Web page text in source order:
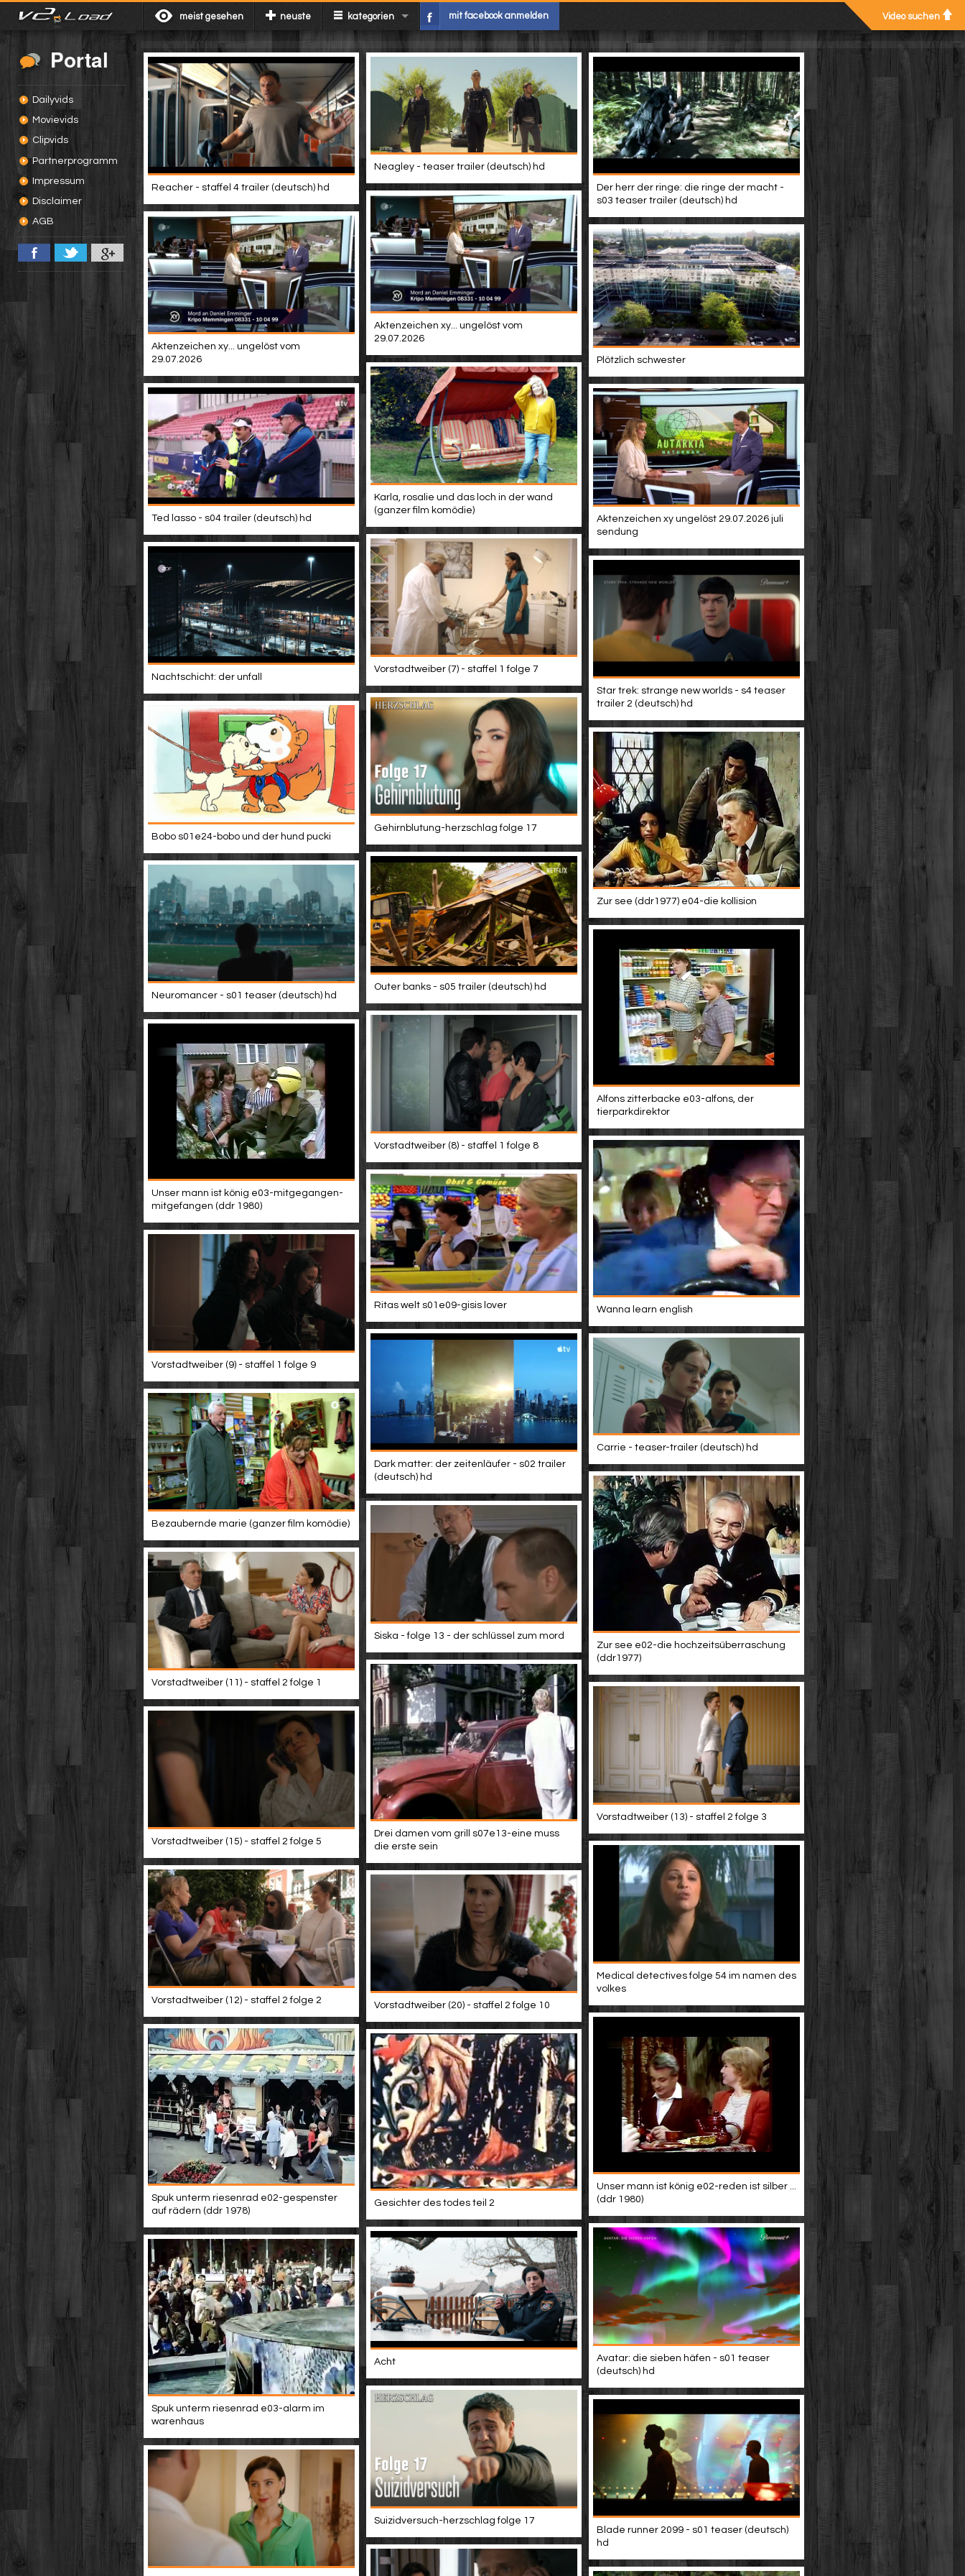
meist gesehen neuste kategorien mit facebook anmelden Video suchen
Portal
Dailyvids
Movievids
Clipvids
Partnerprogramm
Impressum
Disclaimer
AGB
Reacher - staffel 4 trailer (deutsch) hd
Neagley - teaser trailer (deutsch) hd
Der herr der ringe: die ringe der macht -
s03 teaser trailer (deutsch) hd
Aktenzeichen xy... ungelöst vom
29.07.2026
Aktenzeichen xy... ungelöst vom
29.07.2026
Plötzlich schwester
Karla, rosalie und das loch in der wand
(ganzer film komödie)
Ted lasso - s04 trailer (deutsch) hd
Aktenzeichen xy ungelöst 29.07.2026 juli
sendung
Vorstadtweiber (7) - staffel 1 folge 7
Nachtschicht: der unfall
Star trek: strange new worlds - s4 teaser
trailer 2 (deutsch) hd
Gehirnblutung-herzschlag folge 17
Bobo s01e24-bobo und der hund pucki
Zur see (ddr1977) e04-die kollision
Outer banks - s05 trailer (deutsch) hd
Neuromancer - s01 teaser (deutsch) hd
Alfons zitterbacke e03-alfons, der
tierparkdirektor
Vorstadtweiber (8) - staffel 1 folge 8
Unser mann ist könig e03-mitgegangen-
mitgefangen (ddr 1980)
Wanna learn english
Ritas welt s01e09-gisis lover
Vorstadtweiber (9) - staffel 1 folge 9
Dark matter: der zeitenläufer - s02 trailer
(deutsch) hd
Carrie - teaser-trailer (deutsch) hd
Bezaubernde marie (ganzer film komödie)
Zur see e02-die hochzeitsüberraschung
(ddr1977)
Siska - folge 13 - der schlüssel zum mord
Vorstadtweiber (11) - staffel 2 folge 1
Drei damen vom grill s07e13-eine muss
die erste sein
Vorstadtweiber (13) - staffel 2 folge 3
Vorstadtweiber (15) - staffel 2 folge 5
Medical detectives folge 54 im namen des
volkes
Vorstadtweiber (12) - staffel 2 folge 2
Vorstadtweiber (20) - staffel 2 folge 10
Unser mann ist könig e02-reden ist silber ...
(ddr 1980)
Spuk unterm riesenrad e02-gespenster
auf rädern (ddr 1978)
Gesichter des todes teil 2
Avatar: die sieben häfen - s01 teaser
(deutsch) hd
Acht
Spuk unterm riesenrad e03-alarm im
warenhaus
Suizidversuch-herzschlag folge 17
Blade runner 2099 - s01 teaser (deutsch)
hd